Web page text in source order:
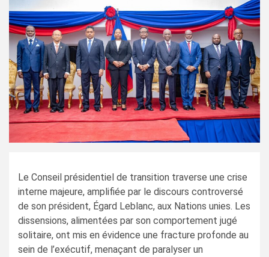
Le Conseil présidentiel de transition traverse une crise
interne majeure, amplifiée par le discours controversé
de son président, Égard Leblanc, aux Nations unies. Les
dissensions, alimentées par son comportement jugé
solitaire, ont mis en évidence une fracture profonde au
sein de l’exécutif, menaçant de paralyser un